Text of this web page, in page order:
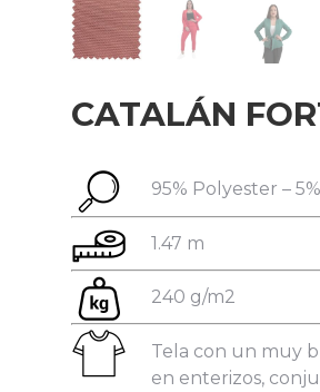
CATALÁN
95% Polyester –
1.47 m
240 g/m2
Tela con un muy
en enterizos,
He leído y acepto la Política de